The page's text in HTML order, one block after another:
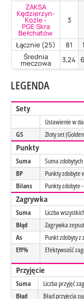
ZAKSA
Kędzierzyn-
Koźle -
PGE Skra
Bełchatów
3
Łącznie (25) 81
Średnia
meczowa 3,24
LEGENDA
Sety
Ustawienie w
GS
Złoty set
Punkty
Suma
Suma
BP
Punkty zdobyte
Bilans
Punkty zdobyte
Zagrywka
Suma Liczba
Błąd
Zagrywka
As
Punkt zdobyty z
Eff%
Efektywsość
Przyjęcie
Suma Liczba przyjęć
Błąd
Błąd przyjecia